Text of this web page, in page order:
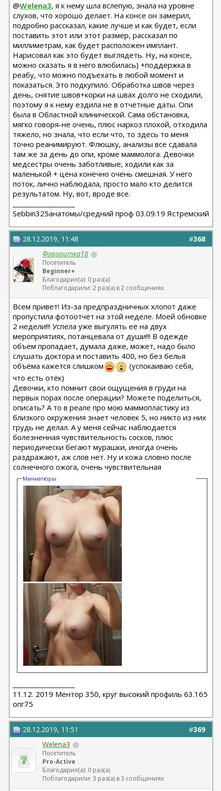
@Welena3, я к нему шла вслепую, знала на уровне
слухов, что хорошо делает. На консе он замерил,
подробно рассказал, какие лучше и как будет, если
поставить этот или этот размер, рассказал по
миллиметрам, как будет расположен имплант.
Нарисовал как это будет выглядеть. Ну, на консе,
можно сказать я в него влюбилась) +поддержка в
реабу, что можно подъехать в любой момент и
показаться. Это подкупило. Обработка швов через
день, снятие швов+корки на швах долго не сходили,
поэтому я к нему ездила не в отчетные даты. Опи
была в Областной клинической. Сама обстановка,
мягко говоря-не очень, плюс наркоз плохой, отходила
тяжело, но знала, что если что, то здесь то меня
точно реанимируют. Флюшку, анализы все сдавала
там же за день до опи, кроме маммолога. Девочки
медсестры очень заботливые, ходили как за
маленькой + цена конечно очень смешная. У него
поток, лично наблюдала, просто мало кто делится
результатом. Ну, вот, вроде все.
Sebbin325анатомы/средний проф 03.09.19 Ястремский
#368
28.12.2019, 11:48
Фаворитка18
Посетитель
Beginner+
Благодарил(а): 0 раз(а)
Поблагодарили: 2 раз(а) в 2 сообщениях
Всем привет! Из-за предпраздничных хлопот даже
пропустила фотоотчёт на этой неделе. Моей обновке
2 недели!!! Успела уже выгулять её на двух
мероприятиях, потанцевала от души!!! В одежде
объем пропадает, думала даже, может, надо было
слушать доктора и поставить 400, но без белья
объёма кажется слишком
(успокаиваю себя,
что есть отёк)
Девочки, кто помнит свои ощущения в груди на
первых порах после операции? Можете поделиться,
описать? А то в реале про мою маммопластику из
близкого окружения знает человек 5, но никто из них
грудь не делал. А у меня сейчас наблюдается
болезненная чувствительность сосков, плюс
периодически бегают мурашки, иногда очень
раздражают, аж слов нет. Ну и кожа словно после
солнечного ожога, очень чувствительная
Миниатюры
11.12. 2019 Ментор 350, круг высокий профиль 63.165
опг75
#369
28.12.2019, 11:51
Welena3
Посетитель
Pro-Active
Благодарил(а): 0 раз(а)
Поблагодарили: 3 раз(а) в 3 сообщениях